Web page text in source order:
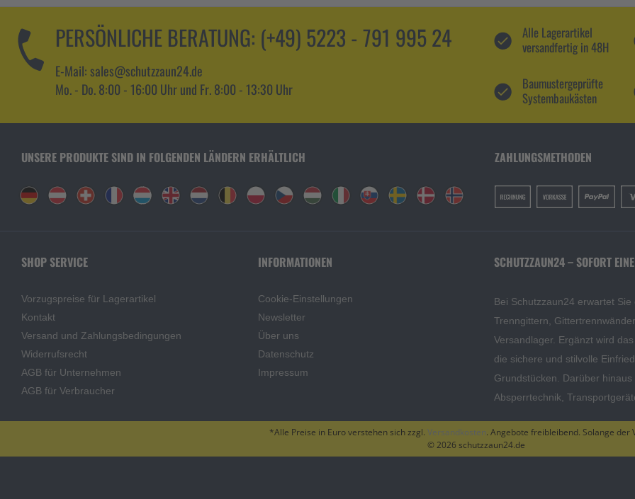
PERSÖNLICHE BERATUNG: (+49) 5223 - 791 995 24
E-Mail: sales@schutzzaun24.de
Mo. - Do. 8:00 - 16:00 Uhr und Fr. 8:00 - 13:30 Uhr
Alle Lagerartikel
versandfertig in 48H
Baumustergeprüfte
Systembaukästen
UNSERE PRODUKTE SIND IN FOLGENDEN LÄNDERN ERHÄLTLICH ZAHLUNGSMETHODEN
SHOP SERVICE
Vorzugspreise für Lagerartikel
Kontakt
Versand und Zahlungsbedingungen
Widerrufsrecht
AGB für Unternehmen
AGB für Verbraucher
INFORMATIONEN
Cookie-Einstellungen
Newsletter
Über uns
Datenschutz
Impressum
SCHUTZZAUN24 – SOFORT
Bei Schutzzaun24 erwartet
Trenngittern,
Versandlager. Ergänzt wird
die sichere und stilvolle
Grundstücken. Darüber
Absperrtechnik,
*Alle Preise in Euro verstehen sich zzgl. Versandkosten. Angebote freibleibend. Solange der
© 2026 schutzzaun24.de